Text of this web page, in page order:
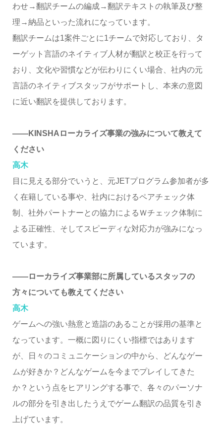
わせ→翻訳チームの編成→翻訳テキストの執筆及び整
理→納品といった流れになっています。
翻訳チームは1案件ごとに1チームで対応しており、タ
ーゲット言語のネイティブ人材が翻訳と校正を行って
おり、文化や習慣などが伝わりにくい場合、社内の元
言語のネイティブスタッフがサポートし、本来の意図
に近い翻訳を提供しております。
――KINSHAローカライズ事業の強みについて教えて
ください
高木
目に見える部分でいうと、元JETプログラム参加者が多
く在籍している事や、社内におけるペアチェック体
制、社外パートナーとの協力によるＷチェック体制に
よる正確性、そしてスピーディな対応力が強みになっ
ています。
――ローカライズ事業部に所属しているスタッフの
方々についても教えてください
高木
ゲームへの強い熱意と造詣のあることが採用の基準と
なっています。一概に図りにくい指標ではあります
が、日々のコミュニケーションの中から、どんなゲー
ムが好きか？どんなゲームを今までプレイしてきた
か？という点をヒアリングする事で、各々のパーソナ
ルの部分を引き出したうえでゲーム翻訳の品質を引き
上げています。